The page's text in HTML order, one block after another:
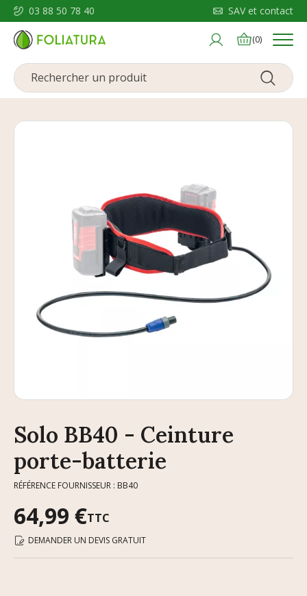
03 88 50 78 40 SAV et contact
(0) Menu
Solo BB40 - Ceinture
porte-batterie
RÉFÉRENCE FOURNISSEUR : BB40
64,99 €TTC
DEMANDER UN DEVIS GRATUIT